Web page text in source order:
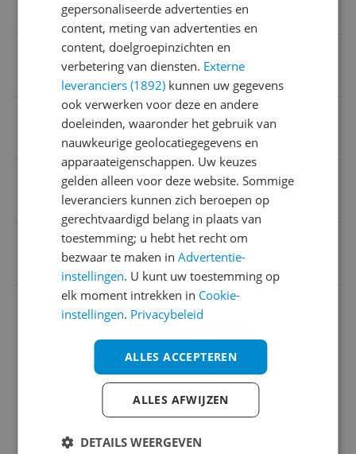
Draadloos
Deelbaar telefoonboek
Type gebruik
Basis gebruik
Aantal headsets
3700601417005
Basisinformatie
Eigenschappen
Functies
gepersonaliseerde advertenties en
content, meting van advertenties en
content, doelgroepinzichten en
verbetering van diensten. Externe
leveranciers (1892) kunnen uw gegevens
ook verwerken voor deze en andere
doeleinden, waaronder het gebruik van
nauwkeurige geolocatiegegevens en
apparaateigenschappen. Uw keuzes
gelden alleen voor deze website. Sommige
leveranciers kunnen zich beroepen op
gerechtvaardigd belang in plaats van
toestemming; u hebt het recht om
bezwaar te maken inAdvertentie-
instellingen. U kunt uw toestemming op
elk moment intrekken in Cookie-
instellingen. Privacybeleid
ALLES ACCEPTEREN
ALLES AFWIJZEN
DETAILS WEERGEVEN